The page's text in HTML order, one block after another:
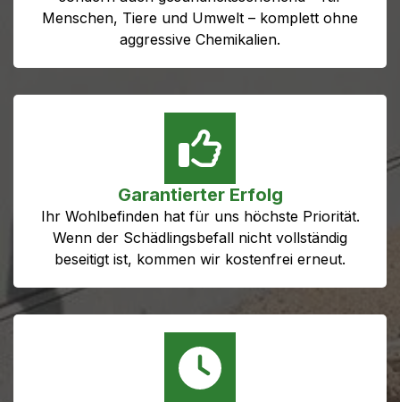
Menschen, Tiere und Umwelt – komplett ohne
aggressive Chemikalien.
Garantierter Erfolg
Ihr Wohlbefinden hat für uns höchste Priorität.
Wenn der Schädlingsbefall nicht vollständig
beseitigt ist, kommen wir kostenfrei erneut.